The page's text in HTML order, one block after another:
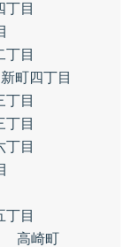
丁目
丁目
新町四丁目
丁目
丁目
丁目
丁目
高崎町